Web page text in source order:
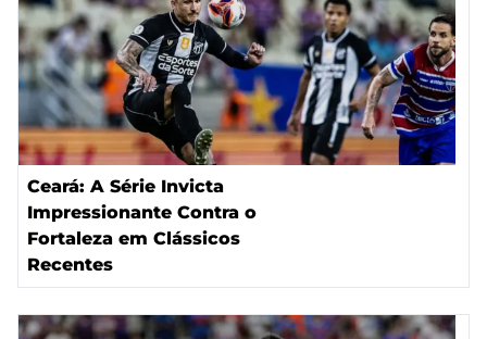
Ceará: A Série Invicta
Impressionante Contra o
Fortaleza em Clássicos
Recentes